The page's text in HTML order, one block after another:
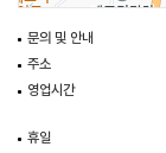
문의 및 안내
주소
영업시간
휴일